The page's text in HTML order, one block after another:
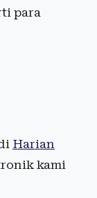
para
Harian
kami